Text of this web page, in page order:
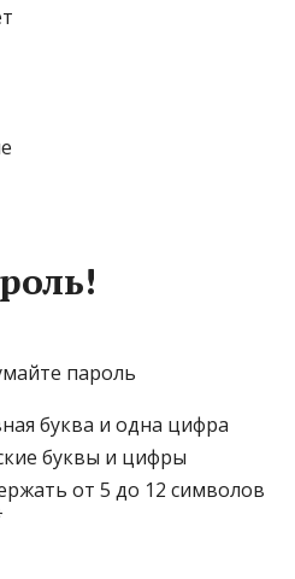
пароль
буква и одна цифра
буквы и цифры
от 5 до 12 символов